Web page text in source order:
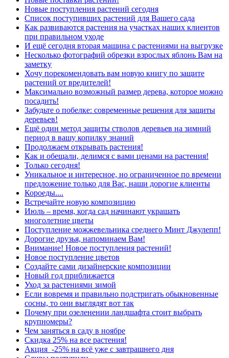
Новые поступления растений сегодня
Список поступивших растений для Вашего сада
Как развиваются растения на участках наших клиентов
при правильном уходе
И ещё сегодня вторая машина с растениями на выгрузке
Несколько фотографий обрезки взрослых яблонь Вам на
заметку
Хочу порекомендовать вам новую книгу по защите
растений от вредителей!
Максимально возможный размер дерева, которое можно
посадить!
Забудьте о побелке: современные решения для защиты
деревьев!
Ещё один метод защиты стволов деревьев на зимний
период в вашу копилку знаний
Продолжаем открывать растения!
Как и обещали, делимся с вами ценами на растения!
Только сегодня!
Уникальное и интересное, но ограниченное по времени
предложение только для Вас, наши дорогие клиенты
Короеды....
Встречайте новую композицию
Июль – время, когда сад начинают украшать
многолетние цветы
Поступление можжевельника среднего Минт Джулепп!
Дорогие друзья, напоминаем Вам!
Внимание! Новое поступления растений!
Новое поступление цветов
Создайте сами дизайнерские композиции
Новый год приближается
Уход за растениями зимой
Если вовремя и правильно подстригать обыкновенные
сосны, то они выглядят вот так
Почему при озеленении ландшафта стоит выбрать
крупномеры?
Чем заняться в саду в ноябре
Скидка 25% на все растения!
Акция -25% на всё уже с завтрашнего дня